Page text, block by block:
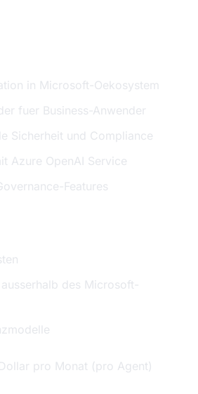
in Microsoft-Oekosystem
fuer Business-Anwender
Sicherheit und Compliance
Azure OpenAI Service
Features
des Microsoft-
pro Monat (pro Agent)